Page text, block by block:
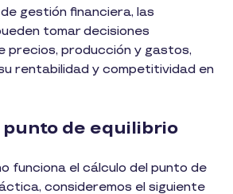
gestión financiera, las
tomar decisiones
precios, producción y gastos,
rentabilidad y competitividad en
punto de equilibrio
funciona el cálculo del punto de
consideremos el siguiente